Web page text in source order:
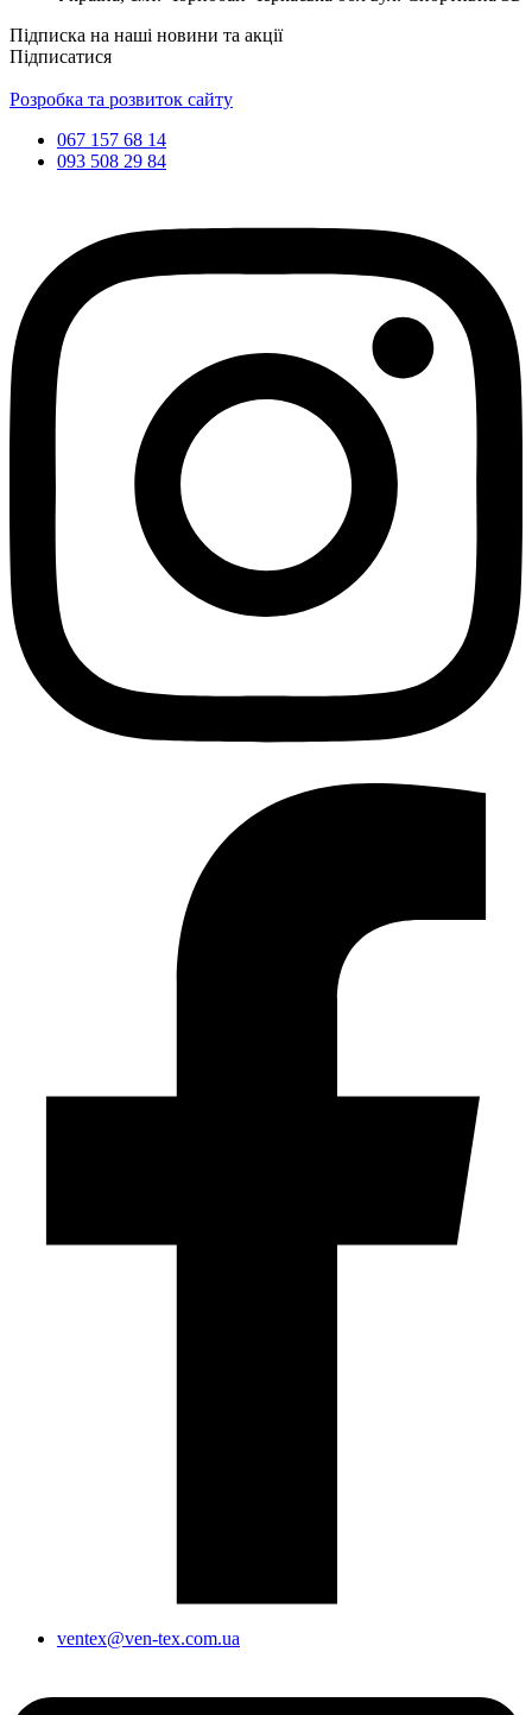
Підписка на наші новини та акції
Підписатися
Розробка та розвиток сайту
067 157 68 14
093 508 29 84
ventex@ven-tex.com.ua